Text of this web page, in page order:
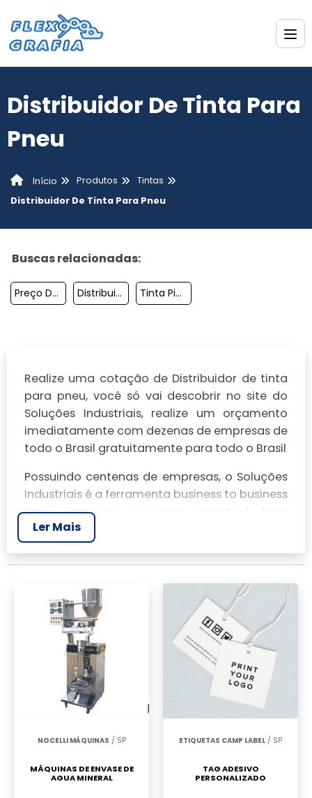
Distribuidor De Tinta Para
Pneu
Início Produtos
Tintas
Distribuidor De Tinta Para Pneu
Buscas relacionadas:
Preço De Tinta Para Pneu Distribuidor De Tinta Para Pneu Tinta Pigmentada Impressora
Realize uma cotação de Distribuidor de tinta
para pneu, você só vai descobrir no site do
Soluções Industriais, realize um orçamento
imediatamente com dezenas de empresas de
todo o Brasil gratuitamente para todo o Brasil
Possuindo centenas de empresas, o Soluções
Industriais é a ferramenta business to business
mais completo da área industrial. Para
realizar um orçamento de Distribuidor de tinta
para pneu, clique em um ou mais dos
anuciantes a seguir:
Ler Mais
NOCELLI MÁQUINAS / SP
MÁQUINAS DE ENVASE DE
AGUA MINERAL
ETIQUETAS CAMP LABEL / SP
TAG ADESIVO
PERSONALIZADO